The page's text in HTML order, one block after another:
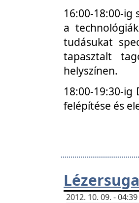
16:00-18:00-
a
tudásukat
tapasztalt
helyszínen.
18:00-19:30-
felépítése és
2012. 10. 09. -